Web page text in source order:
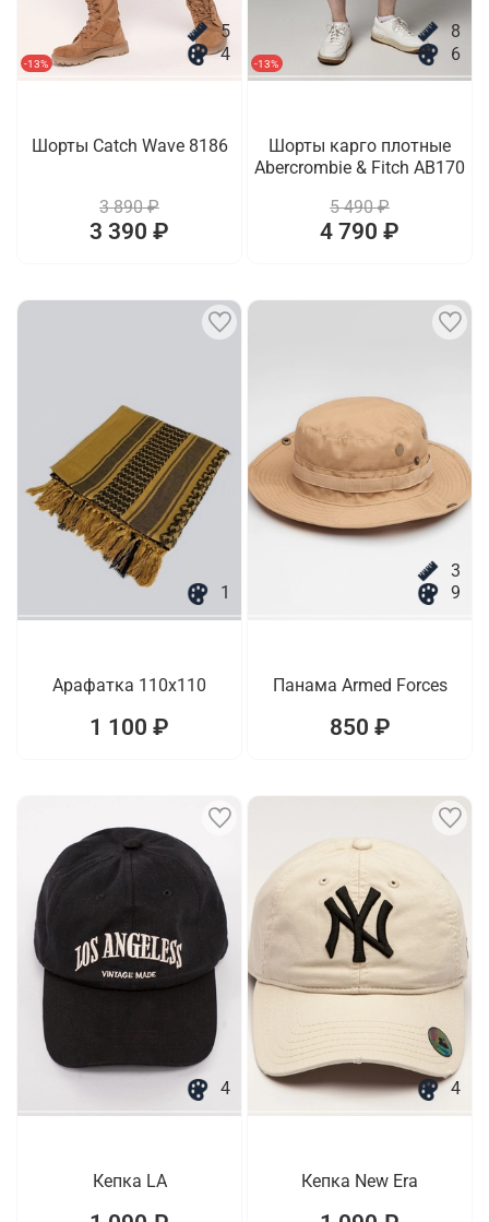
-13%
5
4
Шорты Catch Wave 8186
3 890 ₽
3 390 ₽
-13%
8
6
Шорты карго плотные
Abercrombie & Fitch AB170
5 490 ₽
4 790 ₽
1
Арафатка 110х110
1 100 ₽
3
9
Панама Armed Forces
850 ₽
4
Кепка LA
4
Кепка New Era